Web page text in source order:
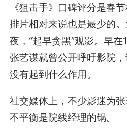
《狙击手》口碑评分是春
排片相对来说也是最少的
夜，“起早贪黑”观影。早在
张艺谋就曾公开呼吁影院
没有起到什么作用。
社交媒体上，不少影迷为
不平衡是院线经理的锅。